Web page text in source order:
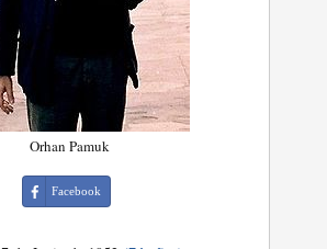
Orhan Pamuk
Facebook